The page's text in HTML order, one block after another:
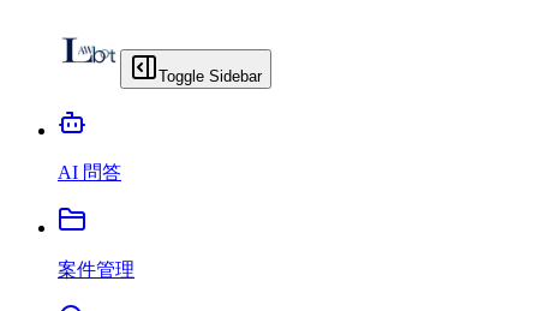
Toggle Sidebar
AI 問答
案件管理